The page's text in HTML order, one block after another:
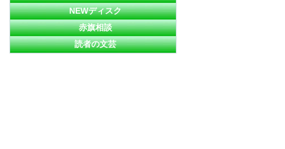
NEWディスク
赤旗相談
読者の文芸